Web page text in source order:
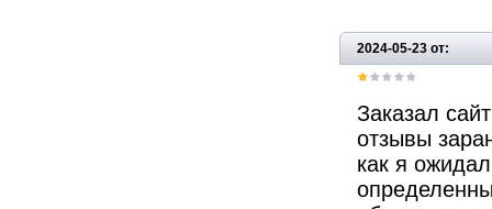
2024-05-23 от:
Заказал
отзывы
как я